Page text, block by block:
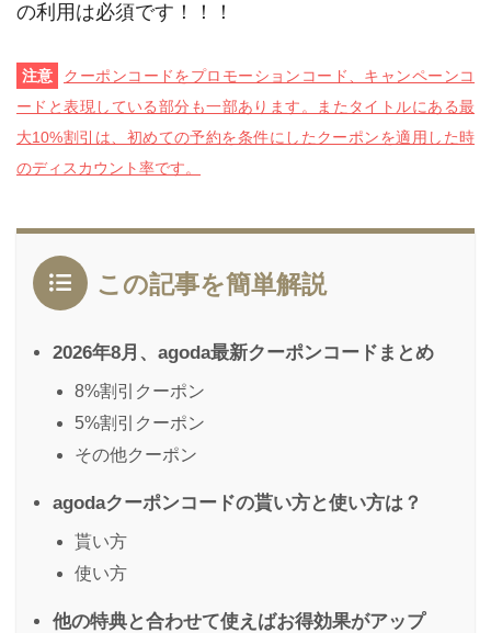
の利用は必須です！！！
注意
クーポンコードをプロモーションコード、キャンペーンコ
ードと表現している部分も一部あります。またタイトルにある最
大10%割引は、初めての予約を条件にしたクーポンを適用した時
のディスカウント率です。
この記事を簡単解説
2026年8月、agoda最新クーポンコードまとめ
8%割引クーポン
5%割引クーポン
その他クーポン
agodaクーポンコードの貰い方と使い方は？
貰い方
使い方
他の特典と合わせて使えばお得効果がアップ